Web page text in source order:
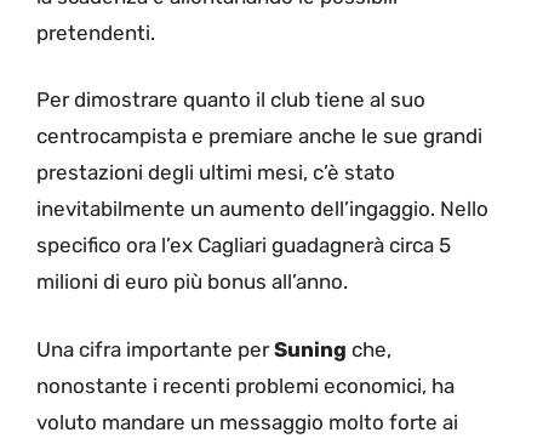
pretendenti.
Per dimostrare quanto il club tiene al suo
centrocampista e premiare anche le sue grandi
prestazioni degli ultimi mesi, c’è stato
inevitabilmente un aumento dell’ingaggio. Nello
specifico ora l’ex Cagliari guadagnerà circa 5
milioni di euro più bonus all’anno.
Una cifra importante per Suning
che,
nonostante i recenti problemi economici, ha
voluto mandare un messaggio molto forte ai